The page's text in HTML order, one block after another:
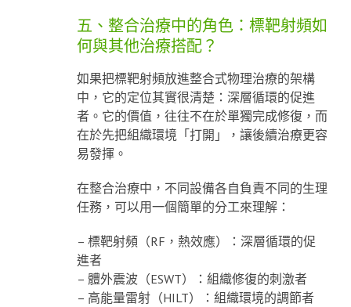
五、整合治療中的角色：標靶射頻如
何與其他治療搭配？
如果把標靶射頻放進整合式物理治療的架構
中，它的定位其實很清楚：深層循環的促進
者。它的價值，往往不在於單獨完成修復，而
在於先把組織環境「打開」，讓後續治療更容
易發揮。
在整合治療中，不同設備各自負責不同的生理
任務，可以用一個簡單的分工來理解：
– 標靶射頻（RF，熱效應）：深層循環的促
進者
– 體外震波（ESWT）：組織修復的刺激者
– 高能量雷射（HILT）：組織環境的調節者